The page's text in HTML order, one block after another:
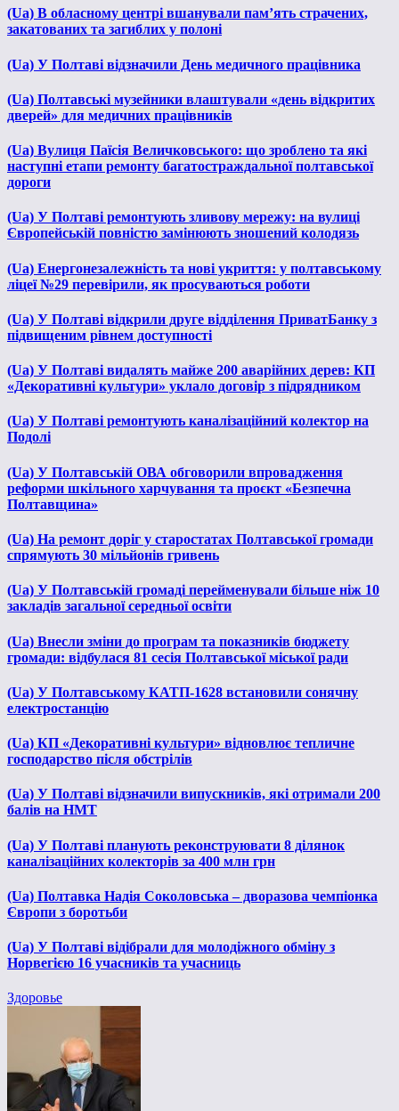
(Ua) В обласному центрі вшанували пам’ять страчених,
закатованих та загиблих у полоні
(Ua) У Полтаві відзначили День медичного працівника
(Ua) Полтавські музейники влаштували «день відкритих
дверей» для медичних працівників
(Ua) Вулиця Паїсія Величковського: що зроблено та які
наступні етапи ремонту багатостраждальної полтавської
дороги
(Ua) У Полтаві ремонтують зливову мережу: на вулиці
Європейській повністю замінюють зношений колодязь
(Ua) Енергонезалежність та нові укриття: у полтавському
ліцеї №29 перевірили, як просуваються роботи
(Ua) У Полтаві відкрили друге відділення ПриватБанку з
підвищеним рівнем доступності
(Ua) У Полтаві видалять майже 200 аварійних дерев: КП
«Декоративні культури» уклало договір з підрядником
(Ua) У Полтаві ремонтують каналізаційний колектор на
Подолі
(Ua) У Полтавській ОВА обговорили впровадження
реформи шкільного харчування та проєкт «Безпечна
Полтавщина»
(Ua) На ремонт доріг у старостатах Полтавської громади
спрямують 30 мільйонів гривень
(Ua) У Полтавській громаді перейменували більше ніж 10
закладів загальної середньої освіти
(Ua) Внесли зміни до програм та показників бюджету
громади: відбулася 81 сесія Полтавської міської ради
(Ua) У Полтавському КАТП-1628 встановили сонячну
електростанцію
(Ua) КП «Декоративні культури» відновлює тепличне
господарство після обстрілів
(Ua) У Полтаві відзначили випускників, які отримали 200
балів на НМТ
(Ua) У Полтаві планують реконструювати 8 ділянок
каналізаційних колекторів за 400 млн грн
(Ua) Полтавка Надія Соколовська – дворазова чемпіонка
Європи з боротьби
(Ua) У Полтаві відібрали для молодіжного обміну з
Норвегією 16 учасників та учасниць
Здоровье